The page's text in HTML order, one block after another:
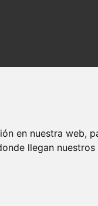
en nuestra web,
llegan nuestros